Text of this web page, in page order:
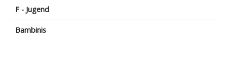
F - Jugend
Bambinis